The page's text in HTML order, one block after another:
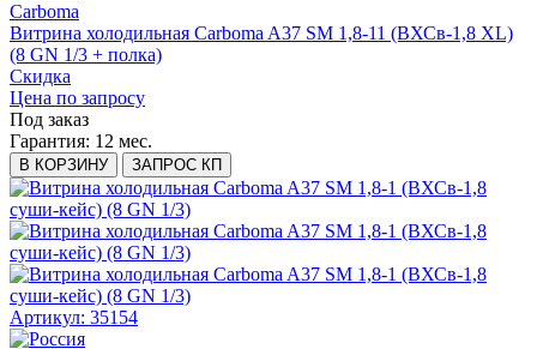
Carboma
Витрина холодильная Carboma A37 SM 1,8-11 (ВХСв-1,8 XL)
(8 GN 1/3 + полка)
Скидка
Цена по запросу
Под заказ
Гарантия: 12 мес.
В КОРЗИНУ ЗАПРОС КП
Артикул: 35154